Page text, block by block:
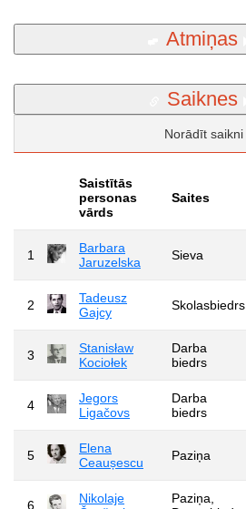
Atmiņas
Saiknes
Norādīt saikni
Saistītās
personas
vārds
Saites
1
Barbara
Jaruzelska
Sieva
2
Tadeusz
Gajcy
Skolasbiedrs
3
Stanisław
Kociołek
Darba
biedrs
4
Jegors
Ligačovs
Darba
biedrs
5
Elena
Ceaușescu
Paziņa
6
Nikolaje
Paziņa,